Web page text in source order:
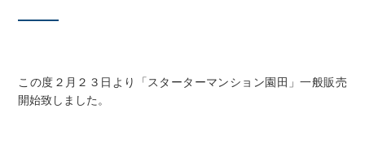
この度２月２３日より「スターターマンション園田」一般販売
開始致しました。